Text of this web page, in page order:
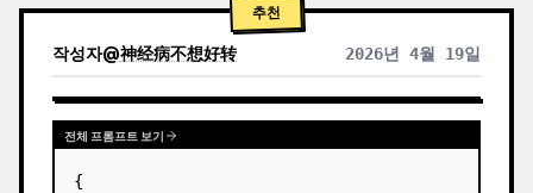
추천
작성자@神经病不想好转 2026년 4월 19일
전체 프롬프트 보기
{